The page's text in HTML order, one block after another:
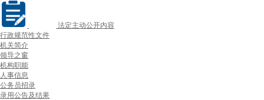
法定主动公开内容
行政规范性文件
机关简介
领导之窗
机构职能
人事信息
公务员招录
录用公告及结果